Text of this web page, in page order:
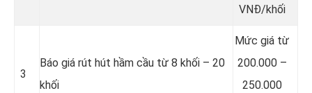
VNĐ/khối
3
Báo giá rút hút hầm cầu từ 8 khối – 20
khối
Mức giá từ
200.000 –
250.000